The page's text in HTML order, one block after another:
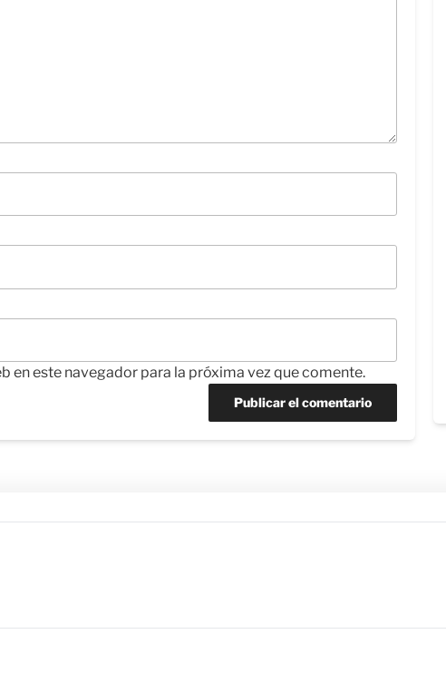
en este navegador para la próxima vez que comente.